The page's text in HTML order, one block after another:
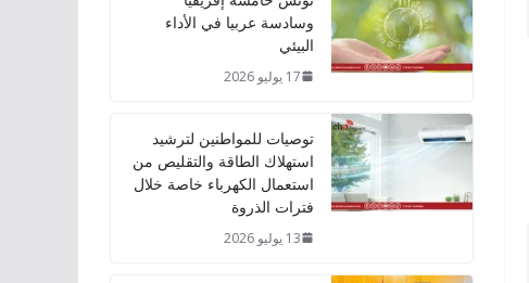
وسادسة عربيا في الأداء
البيئي
17 يوليو 2026
توصيات للمواطنين لترشيد
استهلاك الطاقة والتقليص من
استعمال الكهرباء خاصة خلال
فترات الذروة
13 يوليو 2026